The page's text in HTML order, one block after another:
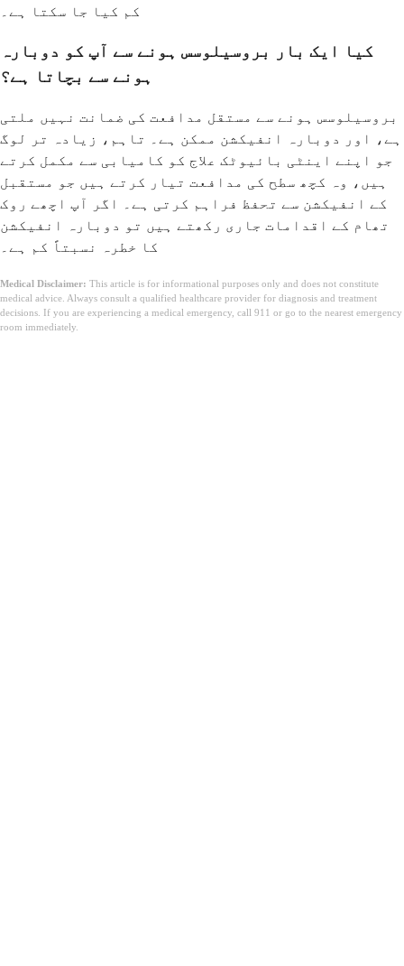
کم کیا جا سکتا ہے۔
کیا ایک بار بروسیلوسس ہونے سے آپ کو دوبارہ
ہونے سے بچاتا ہے؟
بروسیلوسس ہونے سے مستقل مدافعت کی ضمانت نہیں ملتی
ہے، اور دوبارہ انفیکشن ممکن ہے۔ تاہم، زیادہ تر لوگ
جو اپنے اینٹی بائیوٹک علاج کو کامیابی سے مکمل کرتے
ہیں، وہ کچھ سطح کی مدافعت تیار کرتے ہیں جو مستقبل
کے انفیکشن سے تحفظ فراہم کرتی ہے۔ اگر آپ اچھے روک
تھام کے اقدامات جاری رکھتے ہیں تو دوبارہ انفیکشن
کا خطرہ نسبتاً کم ہے۔
Medical Disclaimer: This article is for informational purposes only and does not constitute
medical advice. Always consult a qualified healthcare provider for diagnosis and treatment
decisions. If you are experiencing a medical emergency, call 911 or go to the nearest emergency
room immediately.